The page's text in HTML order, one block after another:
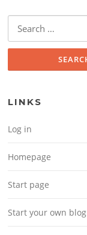
Search for:
LINKS
Log in
Homepage
Start page
Start your own blog